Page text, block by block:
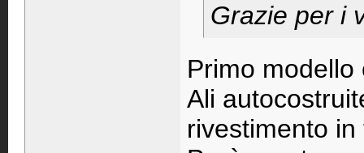
Grazie per i
Primo
Ali
rivestimento